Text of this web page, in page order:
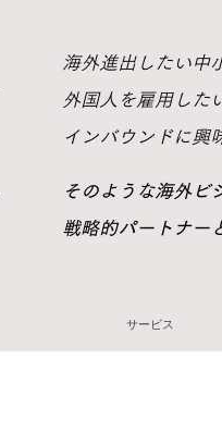
海外進出したい中
外国人を雇用した
インバウンドに興
そのような海外ビ
戦略的パートナー
サービス